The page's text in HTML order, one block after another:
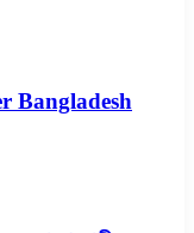
Bangladesh